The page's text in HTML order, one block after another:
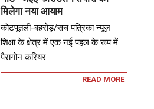
मिलेगा नया आयाम
कोटपूतली-बहरोड़/सच पत्रिका न्यूज़
शिक्षा के क्षेत्र में एक नई पहल के रूप में
पैरागोन करियर
READ MORE